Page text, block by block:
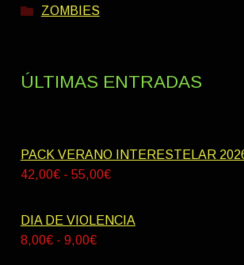
ZOMBIES
ÚLTIMAS ENTRADAS
PACK VERANO INTERESTELAR
42,00€ - 55,00€Rango
precios:
DIA DE VIOLENCIA
8,00€ - 9,00€Rango